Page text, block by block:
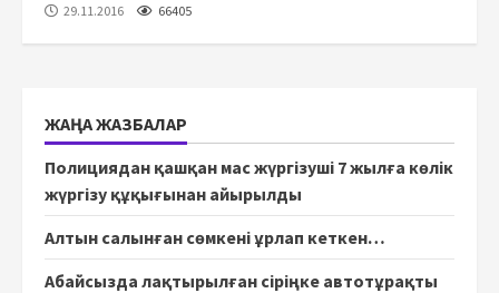
29.11.2016 66405
ЖАҢА ЖАЗБАЛАР
Полициядан қашқан мас жүргізуші 7 жылға көлік
жүргізу құқығынан айырылды
Алтын салынған сөмкені ұрлап кеткен…
Абайсызда лақтырылған сіріңке автотұрақты